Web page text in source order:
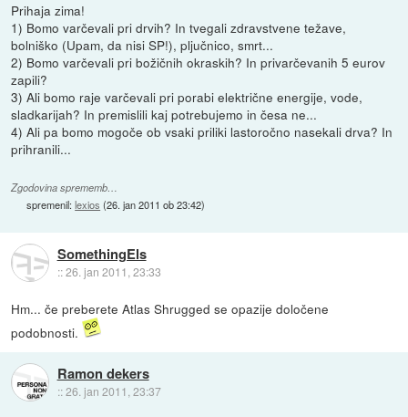
Prihaja zima!
1) Bomo varčevali pri drvih? In tvegali zdravstvene težave,
bolniško (Upam, da nisi SP!), pljučnico, smrt...
2) Bomo varčevali pri božičnih okraskih? In privarčevanih 5 eurov
zapili?
3) Ali bomo raje varčevali pri porabi električne energije, vode,
sladkarijah? In premislili kaj potrebujemo in česa ne...
4) Ali pa bomo mogoče ob vsaki priliki lastoročno nasekali drva? In
prihranili...
Zgodovina sprememb…
spremenil:lexios (26. jan 2011 ob 23:42)
SomethingEls
::26. jan 2011, 23:33
Hm... če preberete Atlas Shrugged se opazije določene
podobnosti.
Ramon dekers
::26. jan 2011, 23:37